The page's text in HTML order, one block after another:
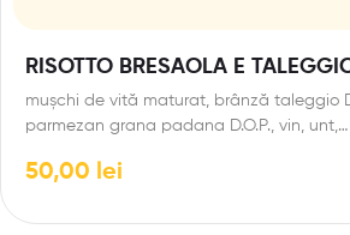
RISOTTO BRESAOLA E
mușchi de vită maturat, brânză taleggio
parmezan grana padana D.O.P., vin, unt,…
50,00 lei